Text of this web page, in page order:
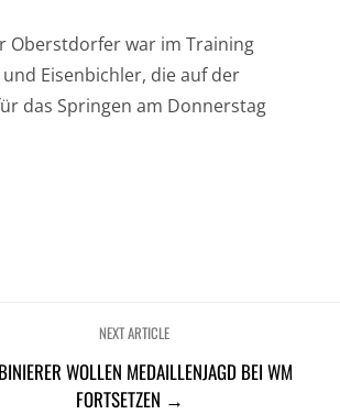
Oberstdorfer war im Training
Eisenbichler, die auf der
das Springen am Donnerstag
NEXT ARTICLE
WOLLEN MEDAILLENJAGD BEI WM
FORTSETZEN →